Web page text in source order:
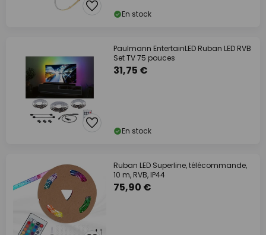
En stock
Paulmann EntertainLED Ruban LED RVB
Set TV 75 pouces
31,75 €
En stock
Ruban LED Superline, télécommande,
10 m, RVB, IP44
75,90 €